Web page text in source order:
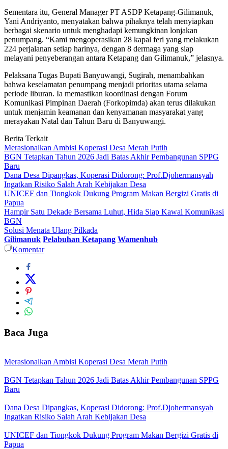
Sementara itu, General Manager PT ASDP Ketapang-Gilimanuk,
Yani Andriyanto, menyatakan bahwa pihaknya telah menyiapkan
berbagai skenario untuk menghadapi kemungkinan lonjakan
penumpang. “Kami mengoperasikan 28 kapal feri yang melakukan
224 perjalanan setiap harinya, dengan 8 dermaga yang siap
melayani penyeberangan antara Ketapang dan Gilimanuk,” jelasnya.
Pelaksana Tugas Bupati Banyuwangi, Sugirah, menambahkan
bahwa keselamatan penumpang menjadi prioritas utama selama
periode liburan. Ia memastikan koordinasi dengan Forum
Komunikasi Pimpinan Daerah (Forkopimda) akan terus dilakukan
untuk menjamin keamanan dan kenyamanan masyarakat yang
merayakan Natal dan Tahun Baru di Banyuwangi.
Berita Terkait
Merasionalkan Ambisi Koperasi Desa Merah Putih
BGN Tetapkan Tahun 2026 Jadi Batas Akhir Pembangunan SPPG
Baru
Dana Desa Dipangkas, Koperasi Didorong: Prof.Djohermansyah
Ingatkan Risiko Salah Arah Kebijakan Desa
UNICEF dan Tiongkok Dukung Program Makan Bergizi Gratis di
Papua
Hampir Satu Dekade Bersama Luhut, Hida Siap Kawal Komunikasi
BGN
Solusi Menata Ulang Pilkada
Gilimanuk Pelabuhan Ketapang Wamenhub
Komentar
Baca Juga
Merasionalkan Ambisi Koperasi Desa Merah Putih
BGN Tetapkan Tahun 2026 Jadi Batas Akhir Pembangunan SPPG
Baru
Dana Desa Dipangkas, Koperasi Didorong: Prof.Djohermansyah
Ingatkan Risiko Salah Arah Kebijakan Desa
UNICEF dan Tiongkok Dukung Program Makan Bergizi Gratis di
Papua